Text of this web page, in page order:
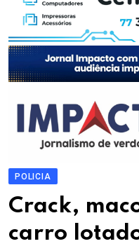
POLICIA
Crack,
carro